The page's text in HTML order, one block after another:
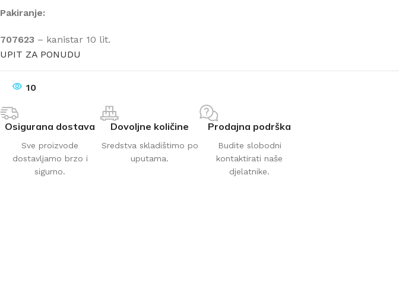
Pakiranje:
707623 – kanistar 10 lit.
UPIT ZA PONUDU
10
Osigurana dostava
Sve proizvode
dostavljamo brzo i
sigurno.
Dovoljne količine
Sredstva skladištimo po
uputama.
Prodajna podrška
Budite slobodni
kontaktirati naše
djelatnike.